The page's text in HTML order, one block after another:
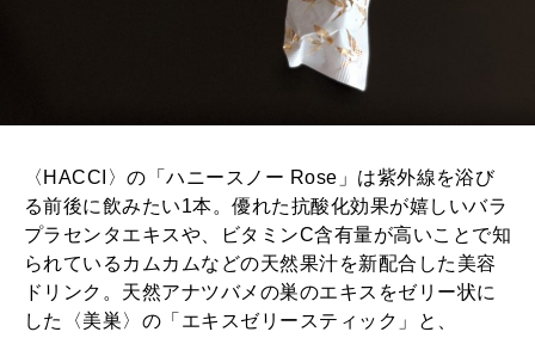
〈HACCI〉の「ハニースノー Rose」は紫外線を浴び
る前後に飲みたい1本。優れた抗酸化効果が嬉しいバラ
プラセンタエキスや、ビタミンC含有量が高いことで知
られているカムカムなどの天然果汁を新配合した美容
ドリンク。天然アナツバメの巣のエキスをゼリー状に
した〈美巣〉の「エキスゼリースティック」と、